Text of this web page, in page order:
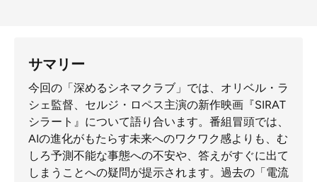
サマリー
今回の「深めるシネマクラブ」では、オリベル・ラ
シェ監督、セルジ・ロペス主演の新作映画『SIRAT
シラート』について語り合います。番組冒頭では、
AIの進化がもたらす未来へのワクワク感よりも、む
しろ予測不能な事態への不安や、答えがすぐに出て
しまうことへの疑問が提示されます。過去の「電流